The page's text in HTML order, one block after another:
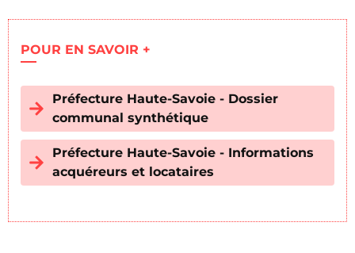
POUR EN SAVOIR +
Préfecture Haute-Savoie - Dossier
communal synthétique
Préfecture Haute-Savoie - Informations
acquéreurs et locataires